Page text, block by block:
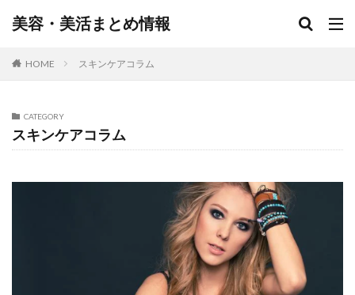
美容・美活まとめ情報
HOME スキンケアコラム
CATEGORY
スキンケアコラム